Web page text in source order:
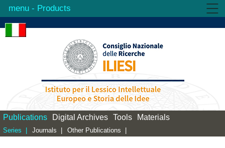
- Products
Institute
Activities
Publications Digital Archives Tools Materials
Series | Journals | Other Publications |